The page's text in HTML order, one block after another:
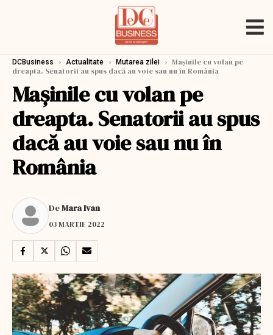
DCBusiness › Actualitate › Mutarea zilei › Mașinile cu volan pe
dreapta. Senatorii au spus dacă au voie sau nu în România
Mașinile cu volan pe
dreapta. Senatorii au spus
dacă au voie sau nu în
România
DeMara Ivan
03 MARTIE 2022